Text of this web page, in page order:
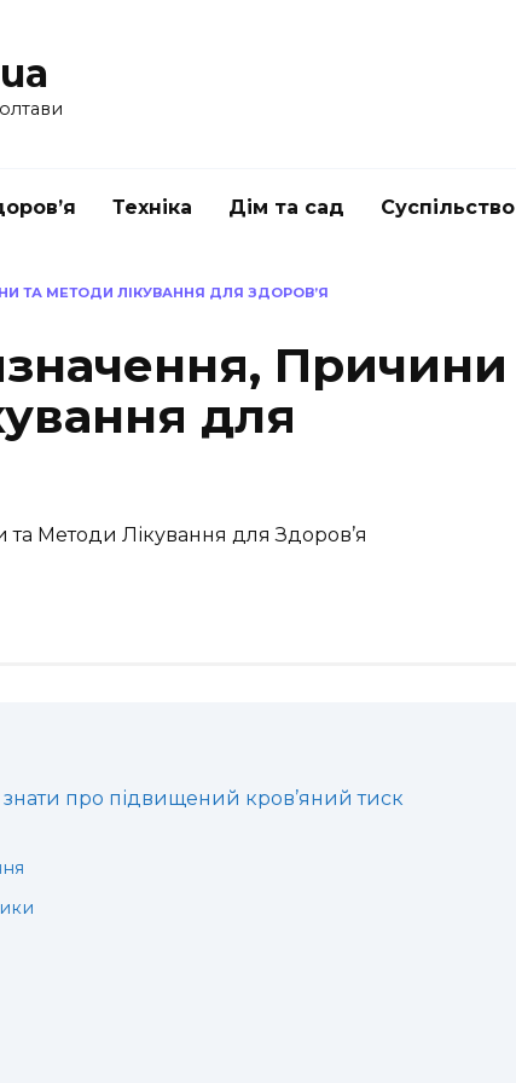
Техніка Дім та сад Суспільство
ТА МЕТОДИ ЛІКУВАННЯ ДЛЯ ЗДОРОВ’Я
Причини
для
знати про підвищений кров’яний тиск